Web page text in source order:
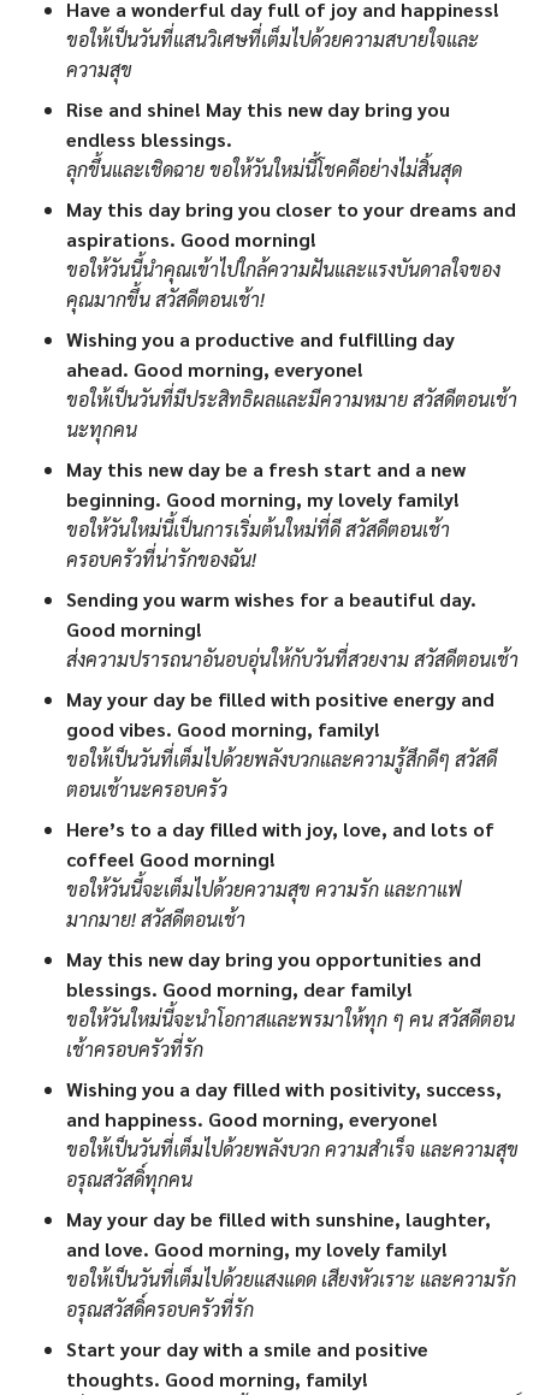
Have a wonderful day full of joy and happiness!
ขอให้เป็นวันที่แสนวิเศษที่เต็มไปด้วยความสบายใจและ
ความสุข
Rise and shine! May this new day bring you
endless blessings.
ลุกขึ้นและเชิดฉาย ขอให้วันใหม่นี้โชคดีอย่างไม่สิ้นสุด
May this day bring you closer to your dreams and
aspirations. Good morning!
ขอให้วันนี้นำคุณเข้าไปใกล้ความฝันและแรงบันดาลใจของ
คุณมากขึ้น สวัสดีตอนเช้า!
Wishing you a productive and fulfilling day
ahead. Good morning, everyone!
ขอให้เป็นวันที่มีประสิทธิผลและมีความหมาย สวัสดีตอนเช้า
นะทุกคน
May this new day be a fresh start and a new
beginning. Good morning, my lovely family!
ขอให้วันใหม่นี้เป็นการเริ่มต้นใหม่ที่ดี สวัสดีตอนเช้า
ครอบครัวที่น่ารักของฉัน!
Sending you warm wishes for a beautiful day.
Good morning!
ส่งความปรารถนาอันอบอุ่นให้กับวันที่สวยงาม สวัสดีตอนเช้า
May your day be filled with positive energy and
good vibes. Good morning, family!
ขอให้เป็นวันที่เต็มไปด้วยพลังบวกและความรู้สึกดีๆ สวัสดี
ตอนเช้านะครอบครัว
Here’s to a day filled with joy, love, and lots of
coffee! Good morning!
ขอให้วันนี้จะเต็มไปด้วยความสุข ความรัก และกาแฟ
มากมาย! สวัสดีตอนเช้า
May this new day bring you opportunities and
blessings. Good morning, dear family!
ขอให้วันใหม่นี้จะนำโอกาสและพรมาให้ทุก ๆ คน สวัสดีตอน
เช้าครอบครัวที่รัก
Wishing you a day filled with positivity, success,
and happiness. Good morning, everyone!
ขอให้เป็นวันที่เต็มไปด้วยพลังบวก ความสำเร็จ และความสุข
อรุณสวัสดิ์ทุกคน
May your day be filled with sunshine, laughter,
and love. Good morning, my lovely family!
ขอให้เป็นวันที่เต็มไปด้วยแสงแดด เสียงหัวเราะ และความรัก
อรุณสวัสดิ์ครอบครัวที่รัก
Start your day with a smile and positive
thoughts. Good morning, family!